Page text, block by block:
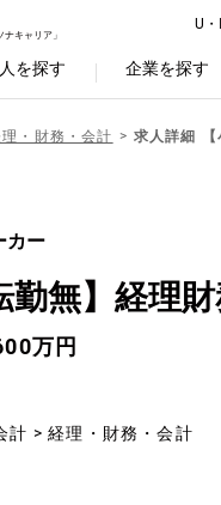
キャリア」
U
を探す 企業を探す
・財務・会計 求人詳細
カー
勤無】経理
万円
計 > 経理・財務・会計